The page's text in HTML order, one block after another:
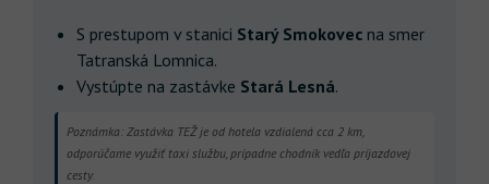
S prestupom v stanici Starý Smokovec na smer
Tatranská Lomnica.
Vystúpte na zastávke Stará Lesná.
Poznámka: Zastávka TEŽ je od hotela vzdialená cca 2 km,
odporúčame využiť taxi službu, prípadne chodník vedľa príjazdovej
cesty.